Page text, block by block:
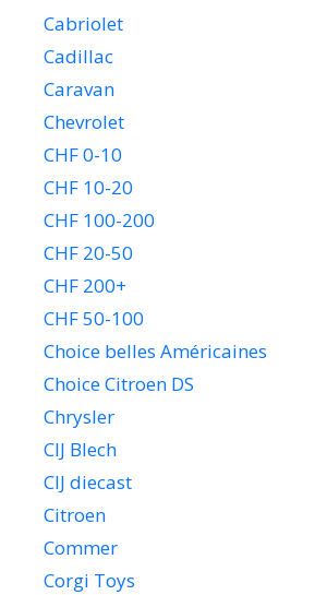
Cabriolet
Cadillac
Caravan
Chevrolet
CHF 0-10
CHF 10-20
CHF 100-200
CHF 20-50
CHF 200+
CHF 50-100
Choice belles Américaines
Choice Citroen DS
Chrysler
CIJ Blech
CIJ diecast
Citroen
Commer
Corgi Toys